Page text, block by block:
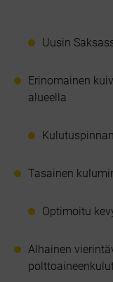
Uusin
Erinomainen
alueella
Tasainen
Optimoitu
Alhainen